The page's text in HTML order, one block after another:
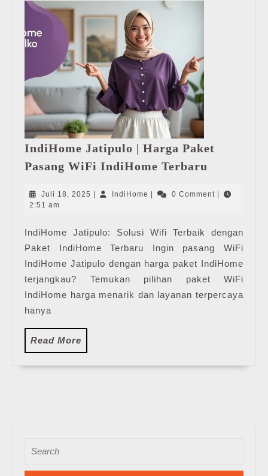
IndiHome Jatipulo | Harga Paket
Pasang WiFi IndiHome Terbaru
|
Pasang
WiFi
IndiHome
Terbaru
Juli 18, 2025 Juli
| IndiHome IndiHome
| 0 Comment |
2:51 am
IndiHome Jatipulo: Solusi Wifi Terbaik dengan
Paket IndiHome Terbaru Ingin pasang WiFi
IndiHome Jatipulo dengan harga paket IndiHome
terjangkau? Temukan pilihan paket WiFi
IndiHome harga menarik dan layanan terpercaya
hanya
Read More
More
for: